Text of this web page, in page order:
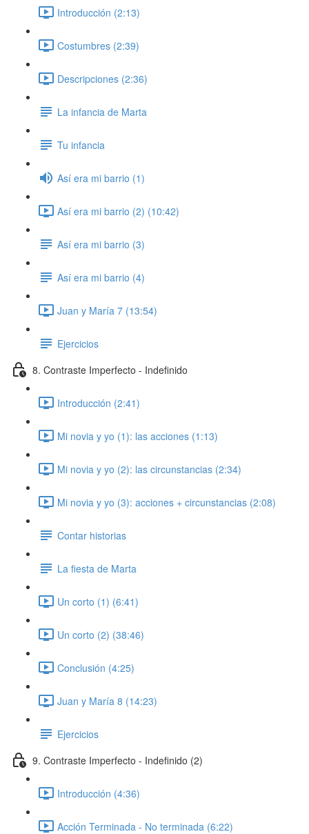
Introducción (2:13)
Costumbres (2:39)
Descripciones (2:36)
La infancia de Marta
Tu infancia
Así era mi barrio (1)
Así era mi barrio (2) (10:42)
Así era mi barrio (3)
Así era mi barrio (4)
Juan y María 7 (13:54)
Ejercicios
8. Contraste Imperfecto - Indefinido
Introducción (2:41)
Mi novia y yo (1): las acciones (1:13)
Mi novia y yo (2): las circunstancias (2:34)
Mi novia y yo (3): acciones + circunstancias (2:08)
Contar historias
La fiesta de Marta
Un corto (1) (6:41)
Un corto (2) (38:46)
Conclusión (4:25)
Juan y María 8 (14:23)
Ejercicios
9. Contraste Imperfecto - Indefinido (2)
Introducción (4:36)
Acción Terminada - No terminada (6:22)